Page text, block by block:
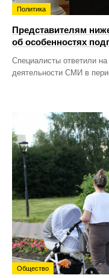
Политика
Представителям
об особенностях
Специалисты ответили
деятельности СМИ в
Общество